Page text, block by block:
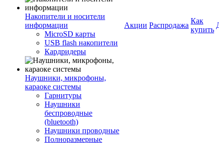
Накопители и носители
информации
MicroSD карты
USB flash накопители
Кардридеры
Наушники, микрофоны,
караоке системы
Гарнитуры
Наушники
беспроводные
(bluetooth)
Наушники проводные
Полноразмерные
Акции Распродажа
Как
купить